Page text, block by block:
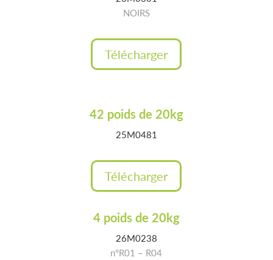
NOIRS
Télécharger
42 poids de 20kg
25M0481
Télécharger
4 poids de 20kg
26M0238
n°R01 – R04